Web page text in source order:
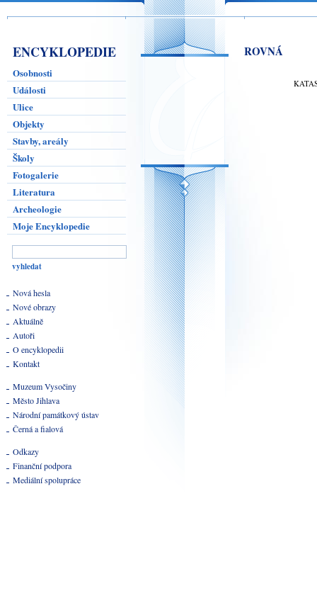
ENCYKLOPEDIE
Osobnosti
Události
Ulice
Objekty
Stavby, areály
Školy
Fotogalerie
Literatura
Archeologie
Moje Encyklopedie
Nová hesla
Nové obrazy
Aktuálně
Autoři
O encyklopedii
Kontakt
Muzeum Vysočiny
Město Jihlava
Národní památkový ústav
Černá a fialová
Odkazy
Finanční podpora
Mediální spolupráce
ROVNÁ